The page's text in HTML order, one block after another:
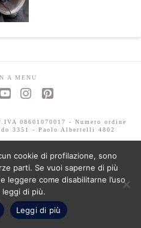
A MENU
08601070017 - Numero ordine
3351 - Paolo Albertelli 4802
cookie di profilazione, sono
parti. Se vuoi saperne di più
leggere come disabilitarne l’uso
leggi di più.
Leggi di più